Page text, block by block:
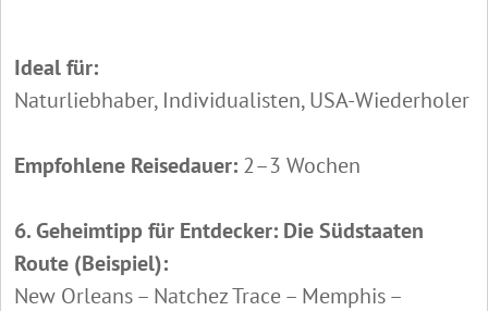
Ideal für:
Naturliebhaber, Individualisten, USA-Wiederholer
Empfohlene Reisedauer: 2–3 Wochen
6. Geheimtipp für Entdecker: Die Südstaaten
Route (Beispiel):
New Orleans – Natchez Trace – Memphis –